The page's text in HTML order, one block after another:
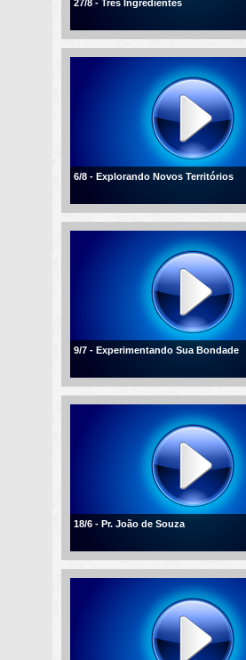
27/8 - Três Ingredientes
6/8 - Explorando Novos Territórios
9/7 - Experimentando Sua Bondade
18/6 - Pr. João de Souza